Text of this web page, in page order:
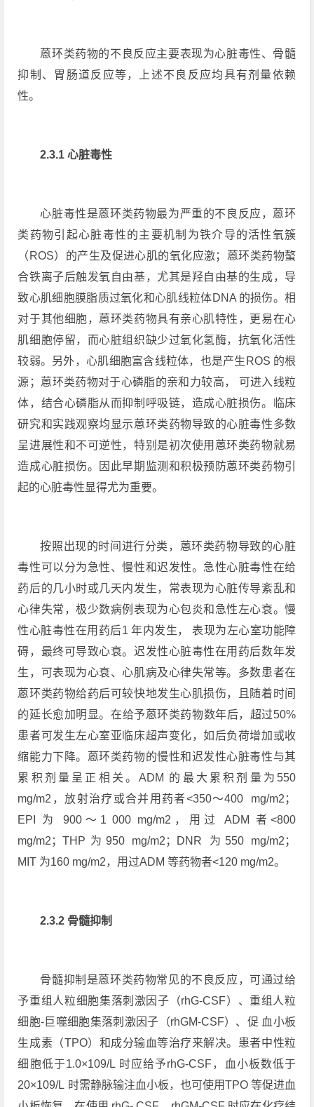
蒽环类药物的不良反应主要表现为心脏毒性、骨髓
抑制、胃肠道反应等，上述不良反应均具有剂量依赖
性。
2.3.1 心脏毒性
心脏毒性是蒽环类药物最为严重的不良反应，蒽环
类药物引起心脏毒性的主要机制为铁介导的活性氧簇
（ROS）的产生及促进心肌的氧化应激；蒽环类药物螯
合铁离子后触发氧自由基，尤其是羟自由基的生成，导
致心肌细胞膜脂质过氧化和心肌线粒体DNA 的损伤。相
对于其他细胞，蒽环类药物具有亲心肌特性，更易在心
肌细胞停留，而心脏组织缺少过氧化氢酶，抗氧化活性
较弱。另外，心肌细胞富含线粒体，也是产生ROS 的根
源；蒽环类药物对于心磷脂的亲和力较高， 可进入线粒
体，结合心磷脂从而抑制呼吸链，造成心脏损伤。临床
研究和实践观察均显示蒽环类药物导致的心脏毒性多数
呈进展性和不可逆性，特别是初次使用蒽环类药物就易
造成心脏损伤。因此早期监测和积极预防蒽环类药物引
起的心脏毒性显得尤为重要。
按照出现的时间进行分类，蒽环类药物导致的心脏
毒性可以分为急性、慢性和迟发性。急性心脏毒性在给
药后的几小时或几天内发生，常表现为心脏传导紊乱和
心律失常，极少数病例表现为心包炎和急性左心衰。慢
性心脏毒性在用药后1 年内发生， 表现为左心室功能障
碍，最终可导致心衰。迟发性心脏毒性在用药后数年发
生，可表现为心衰、心肌病及心律失常等。多数患者在
蒽环类药物给药后可较快地发生心肌损伤，且随着时间
的延长愈加明显。在给予蒽环类药物数年后，超过50%
患者可发生左心室亚临床超声变化，如后负荷增加或收
缩能力下降。蒽环类药物的慢性和迟发性心脏毒性与其
累积剂量呈正相关。ADM 的最大累积剂量为550
mg/m2，放射治疗或合并用药者<350～400 mg/m2；
EPI 为 900～1 000 mg/m2，用过 ADM 者<800
mg/m2；THP为950 mg/m2；DNR 为550 mg/m2；
MIT 为160 mg/m2，用过ADM 等药物者<120 mg/m2。
2.3.2 骨髓抑制
骨髓抑制是蒽环类药物常见的不良反应，可通过给
予重组人粒细胞集落刺激因子（rhG-CSF）、重组人粒
细胞-巨噬细胞集落刺激因子（rhGM-CSF）、促 血小板
生成素（TPO）和成分输血等治疗来解决。患者中性粒
细胞低于1.0×109/L 时应给予rhG-CSF，血小板数低于
20×109/L 时需静脉输注血小板，也可使用TPO 等促进血